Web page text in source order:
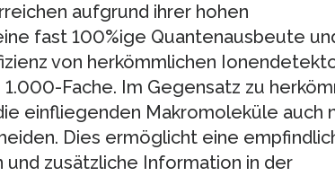
aufgrund ihrer hohen
fast 100%ige Quantenausbeute
von herkömmlichen
Fache. Im Gegensatz zu
einfliegenden Makromoleküle auch
Dies ermöglicht eine
zusätzliche Information in der